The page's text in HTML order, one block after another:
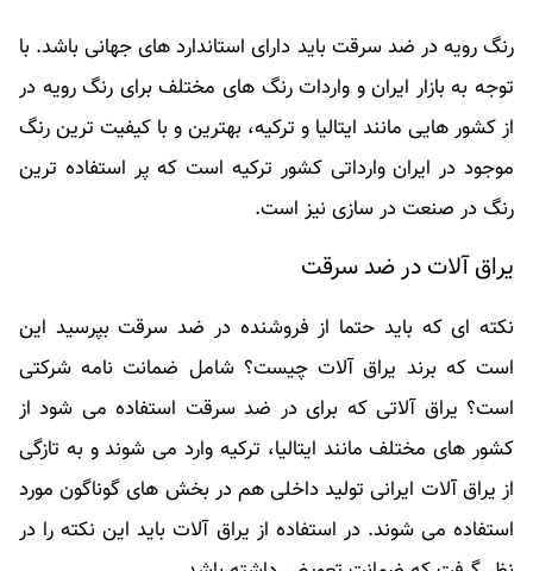
رنگ رویه در ضد سرقت باید دارای استاندارد های جهانی باشد. با
توجه به بازار ایران و واردات رنگ های مختلف برای رنگ رویه در
از کشور هایی مانند ایتالیا و ترکیه، بهترین و با کیفیت ترین رنگ
موجود در ایران وارداتی کشور ترکیه است که پر استفاده ترین
رنگ در صنعت در سازی نیز است.
یراق آلات در ضد سرقت
نکته ای که باید حتما از فروشنده در ضد سرقت بپرسید این
است که برند یراق آلات چیست؟ شامل ضمانت نامه شرکتی
است؟ یراق آلاتی که برای در ضد سرقت استفاده می شود از
کشور های مختلف مانند ایتالیا، ترکیه وارد می شوند و به تازگی
از یراق آلات ایرانی تولید داخلی هم در بخش های گوناگون مورد
استفاده می شوند. در استفاده از یراق آلات باید این نکته را در